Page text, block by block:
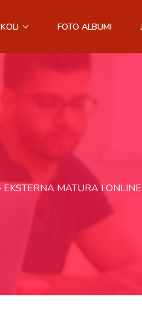
FOTO ALBUMI
EKSTERNA MATURA I